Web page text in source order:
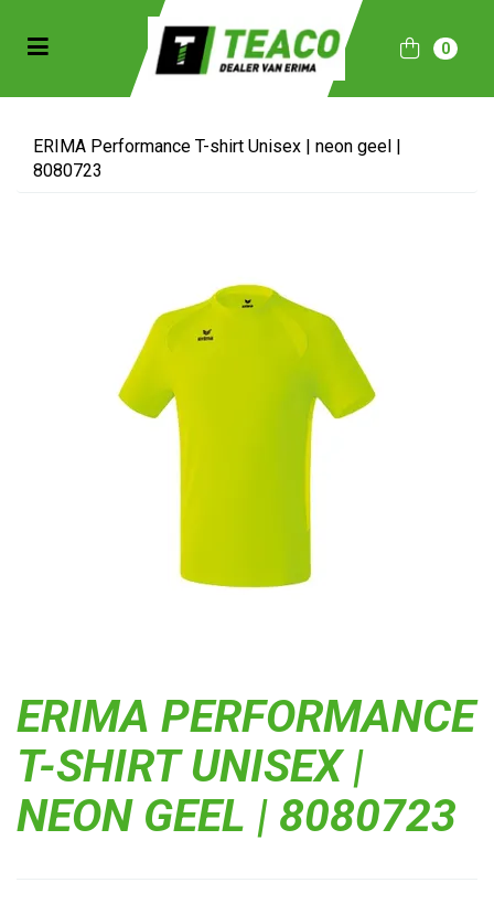
(Sportkleding)
(Collecties)
Toggle navigation 0
ERIMA Performance T-shirt Unisex | neon geel |
8080723
ERIMA PERFORMANCE
T-SHIRT UNISEX |
NEON GEEL | 8080723